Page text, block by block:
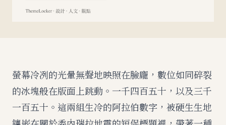
螢幕冷冽的光暈無聲地映照在臉龐，數位如同碎裂
的冰塊般在版面上跳動。一千四百五十，以及三千
一百五十。這兩組生冷的阿拉伯數字，被硬生生地